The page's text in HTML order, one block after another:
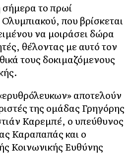
σήμερα το πρωί
που βρίσκεται
να μοιράσει δώρα
θέλοντας με αυτό τον
τους δοκιμαζόμενους
αποτελούν
της ομάδας Γρηγόρης
Καρεμπέ, ο υπεύθυνος
Καραπαπάς και ο
Κοινωνικής Ευθύνης